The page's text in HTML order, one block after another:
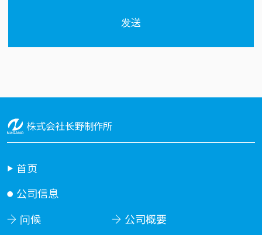
发送
首页
公司信息
问候
公司概要